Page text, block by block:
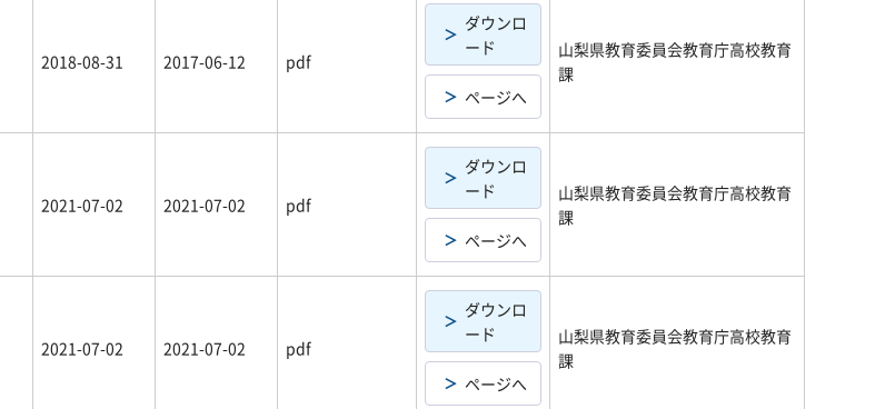
2018-08-31 2017-06-12 pdf
ダウンロ
ード
ページへ
山梨県教育委員会教育庁高校教育
課
2021-07-02 2021-07-02 pdf
ダウンロ
ード
ページへ
山梨県教育委員会教育庁高校教育
課
2021-07-02 2021-07-02 pdf
ダウンロ
ード
ページへ
山梨県教育委員会教育庁高校教育
課